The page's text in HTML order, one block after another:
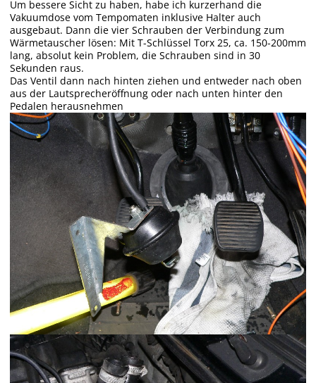
Um bessere Sicht zu haben, habe ich kurzerhand die
Vakuumdose vom Tempomaten inklusive Halter auch
ausgebaut. Dann die vier Schrauben der Verbindung zum
Wärmetauscher lösen: Mit T-Schlüssel Torx 25, ca. 150-200mm
lang, absolut kein Problem, die Schrauben sind in 30
Sekunden raus.
Das Ventil dann nach hinten ziehen und entweder nach oben
aus der Lautsprecheröffnung oder nach unten hinter den
Pedalen herausnehmen